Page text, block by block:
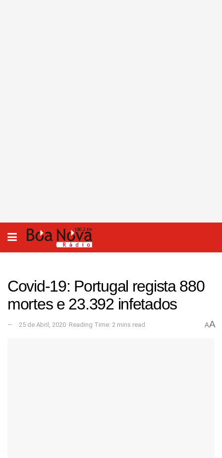
Covid-19: Portugal regista 880
mortes e 23.392 infetados
25 de Abril, 2020 Reading Time: 2 mins read AA